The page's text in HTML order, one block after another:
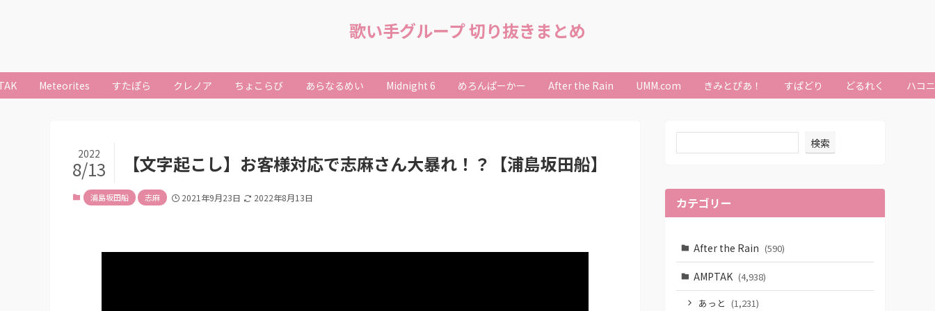
歌い手グループ 切り抜きまとめ
Meteorites すたぽら クレノア ちょこらび あらなるめい Midnight 6 めろんぱーかー After the Rain UMM.com きみとぴあ！ すぱどり どるれく ハコ
【文字起こし】お客様対応で志麻さん大暴れ！？【浦島坂田船】
2022
8/13
浦島坂田船 志麻 2021年9月23日 2022年8月13日
検索
カテゴリー
After the Rain (590)
AMPTAK (4,938)
あっと (1,231)